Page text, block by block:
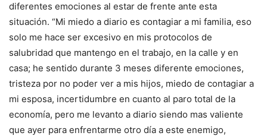
diferentes emociones al estar de frente ante esta
situación. “Mi miedo a diario es contagiar a mi familia, eso
solo me hace ser excesivo en mis protocolos de
salubridad que mantengo en el trabajo, en la calle y en
casa; he sentido durante 3 meses diferente emociones,
tristeza por no poder ver a mis hijos, miedo de contagiar a
mi esposa, incertidumbre en cuanto al paro total de la
economía, pero me levanto a diario siendo mas valiente
que ayer para enfrentarme otro día a este enemigo,